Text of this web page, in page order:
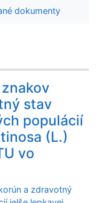
dokumenty
stav
populácií
(L.)
vo
a zdravotný